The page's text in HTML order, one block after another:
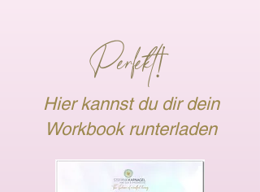
Perfekt!
Hier kannst du dir dein
Workbook runterladen